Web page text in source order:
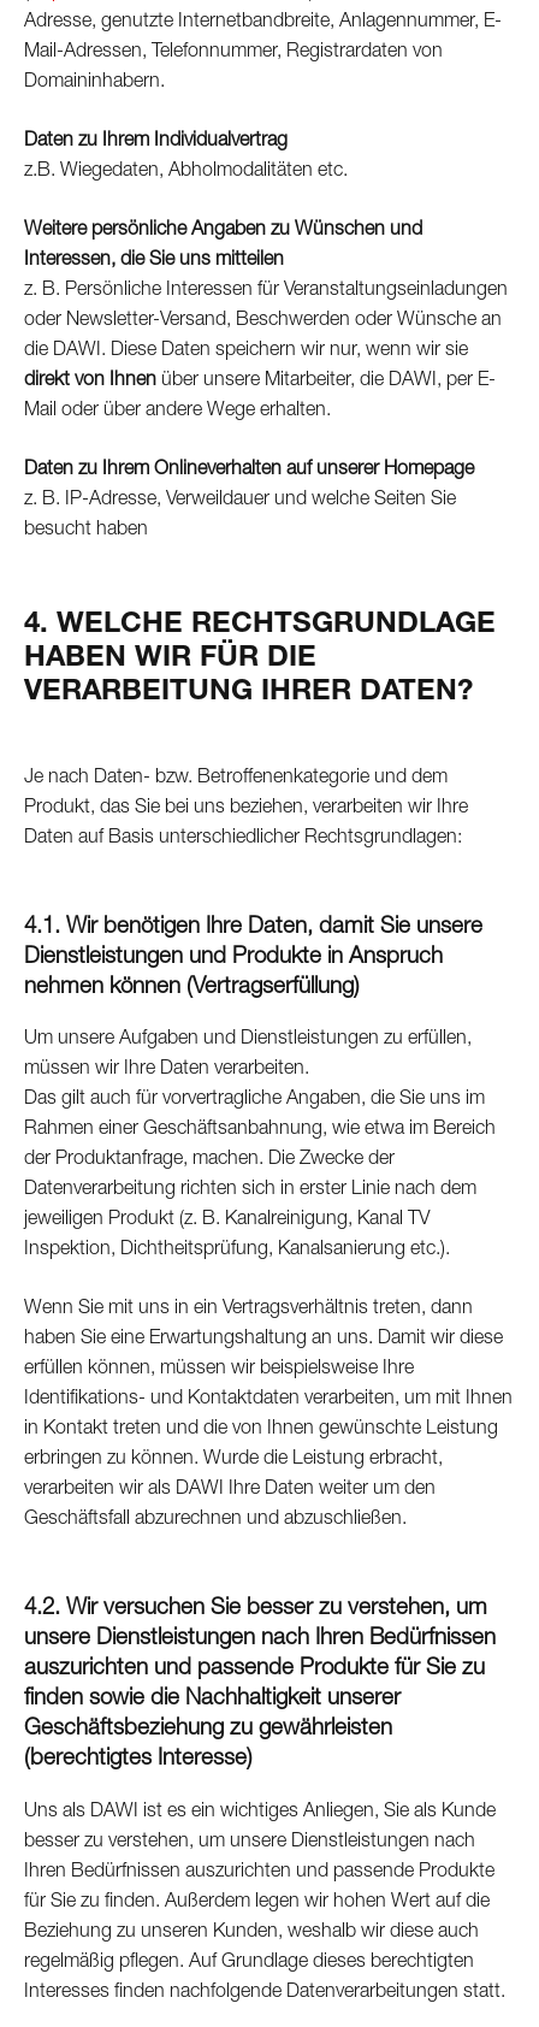
Adresse, genutzte Internetbandbreite, Anlagennummer, E-
Mail-Adressen, Telefonnummer, Registrardaten von
Domaininhabern.
Daten zu Ihrem Individualvertrag
z.B. Wiegedaten, Abholmodalitäten etc.
Weitere persönliche Angaben zu Wünschen und
Interessen, die Sie uns mitteilen
z. B. Persönliche Interessen für Veranstaltungseinladungen
oder Newsletter-Versand, Beschwerden oder Wünsche an
die DAWI. Diese Daten speichern wir nur, wenn wir sie
direkt von Ihnen über unsere Mitarbeiter, die DAWI, per E-
Mail oder über andere Wege erhalten.
Daten zu Ihrem Onlineverhalten auf unserer Homepage
z. B. IP-Adresse, Verweildauer und welche Seiten Sie
besucht haben
4. WELCHE RECHTSGRUNDLAGE
HABEN WIR FÜR DIE
VERARBEITUNG IHRER DATEN?
Je nach Daten- bzw. Betroffenenkategorie und dem
Produkt, das Sie bei uns beziehen, verarbeiten wir Ihre
Daten auf Basis unterschiedlicher Rechtsgrundlagen:
4.1. Wir benötigen Ihre Daten, damit Sie unsere
Dienstleistungen und Produkte in Anspruch
nehmen können (Vertragserfüllung)
Um unsere Aufgaben und Dienstleistungen zu erfüllen,
müssen wir Ihre Daten verarbeiten.
Das gilt auch für vorvertragliche Angaben, die Sie uns im
Rahmen einer Geschäftsanbahnung, wie etwa im Bereich
der Produktanfrage, machen. Die Zwecke der
Datenverarbeitung richten sich in erster Linie nach dem
jeweiligen Produkt (z. B. Kanalreinigung, Kanal TV
Inspektion, Dichtheitsprüfung, Kanalsanierung etc.).
Wenn Sie mit uns in ein Vertragsverhältnis treten, dann
haben Sie eine Erwartungshaltung an uns. Damit wir diese
erfüllen können, müssen wir beispielsweise Ihre
Identifikations- und Kontaktdaten verarbeiten, um mit Ihnen
in Kontakt treten und die von Ihnen gewünschte Leistung
erbringen zu können. Wurde die Leistung erbracht,
verarbeiten wir als DAWI Ihre Daten weiter um den
Geschäftsfall abzurechnen und abzuschließen.
4.2. Wir versuchen Sie besser zu verstehen, um
unsere Dienstleistungen nach Ihren Bedürfnissen
auszurichten und passende Produkte für Sie zu
finden sowie die Nachhaltigkeit unserer
Geschäftsbeziehung zu gewährleisten
(berechtigtes Interesse)
Uns als DAWI ist es ein wichtiges Anliegen, Sie als Kunde
besser zu verstehen, um unsere Dienstleistungen nach
Ihren Bedürfnissen auszurichten und passende Produkte
für Sie zu finden. Außerdem legen wir hohen Wert auf die
Beziehung zu unseren Kunden, weshalb wir diese auch
regelmäßig pflegen. Auf Grundlage dieses berechtigten
Interesses finden nachfolgende Datenverarbeitungen statt.